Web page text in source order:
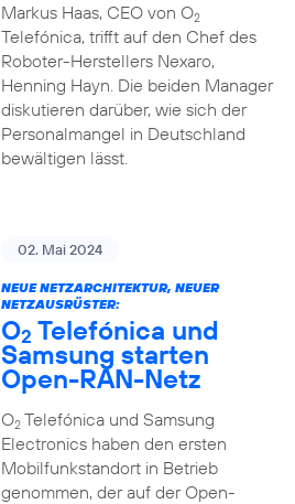
Markus Haas, CEO von O2
Telefónica, trifft auf den Chef des
Roboter-Herstellers Nexaro,
Henning Hayn. Die beiden Manager
diskutieren darüber, wie sich der
Personalmangel in Deutschland
bewältigen lässt.
02. Mai 2024
NEUE NETZARCHITEKTUR, NEUER
NETZAUSRÜSTER:
O2 Telefónica und
Samsung starten
Open-RAN-Netz
O2Telefónica und Samsung
Electronics haben den ersten
Mobilfunkstandort in Betrieb
genommen, der auf der Open-